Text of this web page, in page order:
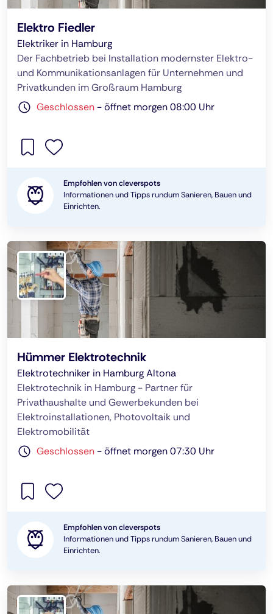
Elektro Fiedler
Elektriker in Hamburg
Der Fachbetrieb bei Installation modernster Elektro-
und Kommunikationsanlagen für Unternehmen und
Privatkunden im Großraum Hamburg
Geschlossen -öffnet morgen 08:00 Uhr
Empfohlen von cleverspots
Informationen und Tipps rundum Sanieren, Bauen und
Einrichten.
Hümmer Elektrotechnik
Elektrotechniker in Hamburg Altona
Elektrotechnik in Hamburg - Partner für
Privathaushalte und Gewerbekunden bei
Elektroinstallationen, Photovoltaik und
Elektromobilität
Geschlossen -öffnet morgen 07:30 Uhr
Empfohlen von cleverspots
Informationen und Tipps rundum Sanieren, Bauen und
Einrichten.